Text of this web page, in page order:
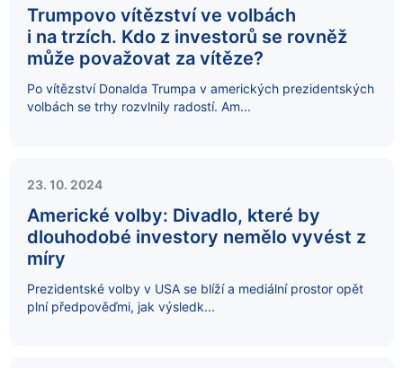
Trumpovo vítězství ve volbách
i na trzích. Kdo z investorů se rovněž
může považovat za vítěze?
Po vítězství Donalda Trumpa v amerických prezidentských
volbách se trhy rozvlnily radostí. Am...
23. 10. 2024
Americké volby: Divadlo, které by
dlouhodobé investory nemělo vyvést z
míry
Prezidentské volby v USA se blíží a mediální prostor opět
plní předpověďmi, jak výsledk...